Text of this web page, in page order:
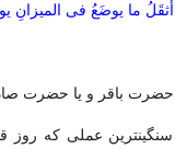
أثقَلُ ما یوضَعُ فی المیزانِ
حضرت باقر و یا حضرت
سنگینترین عملی كه روز